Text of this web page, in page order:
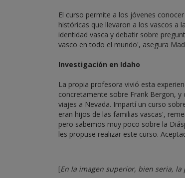
El curso permite a los jóvenes
históricas que llevaron a los vascos a
identidad vasca y debatir sobre
vasco en todo el mundo', asegura
Investigación en Idaho
La propia profesora vivió esta
concretamente sobre Frank Bergon,
viajes a Nevada. Impartí un curso
eran hijos de las familias vascas',
pero sabemos muy poco sobre la
les propuse realizar este curso.
[En la imagen superior, bien seria,